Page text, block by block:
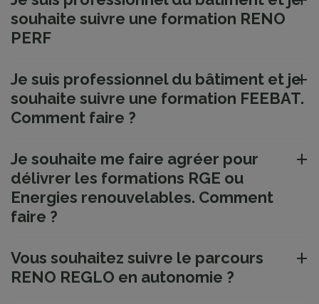
souhaite suivre une formation RENO
PERF
Je suis professionnel du bâtiment et je
souhaite suivre une formation FEEBAT.
Comment faire ?
Je souhaite me faire agréer pour
délivrer les formations RGE ou
Energies renouvelables. Comment
faire ?
Vous souhaitez suivre le parcours
RENO REGLO en autonomie ?